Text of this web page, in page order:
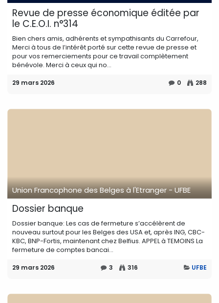
Revue de presse économique éditée par
le C.E.O.I. n°314
Bien chers amis, adhérents et sympathisants du Carrefour,
Merci à tous de l’intérêt porté sur cette revue de presse et
pour vos remerciements pour ce travail complètement
bénévole. Merci à ceux qui no...
29 mars 2026 0 288
Union Francophone des Belges à l'Etranger - UFBE
Dossier banque
Dossier banque: Les cas de fermeture s’accélèrent de
nouveau surtout pour les Belges des USA et, après ING, CBC-
KBC, BNP-Fortis, maintenant chez Belfius. APPEL à TEMOINS La
fermeture de comptes bancai...
29 mars 2026 3 316 UFBE